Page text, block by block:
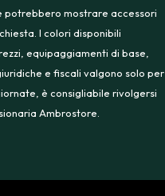
potrebbero mostrare accessori
I colori disponibili
equipaggiamenti di base,
e fiscali valgono solo per
è consigliabile rivolgersi
Ambrostore.